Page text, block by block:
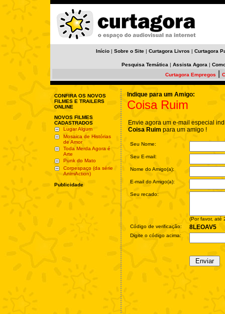
Início | Sobre o Site | Curtagora Livros | Curtagora
Pesquisa Temática | Assista Agora |
Curtagora Empregos
CONFIRA OS NOVOS
FILMES E TRAILERS
ONLINE
NOVOS FILMES
CADASTRADOS
Lugar Algum
Mosaica de Histórias
de Amor
Toda Merda Agora é
Arte
Punk do Mato
Corpespaço (da série
AnimAction)
Publicidade
Indique para um Amigo:
Coisa Ruim
Envie agora um e-mail especial
Coisa Ruim para um amigo !
Seu Nome:
Seu E-mail:
Nome do Amigo(a):
E-mail do Amigo(a):
Seu recado:
(Por favor, até
Código de verificação:
8LEOAV5
Digite o código acima: